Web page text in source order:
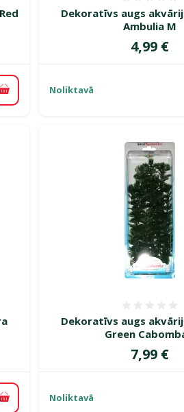
Pievienot grozam
Dekoratīvs augs
Ambulia M
Cena
4,99 €
Noliktavā
Pievienot grozam
Dekoratīvs augs
Green
Cena
7,99 €
Noliktavā